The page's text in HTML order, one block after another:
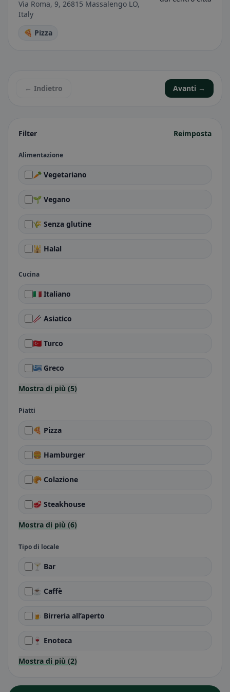
Filter Reimposta
Alimentazione
🥕 Vegetariano
🌱 Vegano
🌾 Senza glutine
🕌 Halal
Cucina
🇮🇹 Italiano
🥢 Asiatico
🇹🇷 Turco
🇬🇷 Greco
Mostra di più (5)
Piatti
🍕 Pizza
🍔 Hamburger
🥐 Colazione
🥩 Steakhouse
Mostra di più (6)
Tipo di locale
🍸 Bar
☕ Caffè
🍺 Birreria all’aperto
🍷 Enoteca
Mostra di più (2)
Via Roma, 9, 26815 Massalengo LO,
Italy
🍕 Pizza
← Indietro Avanti →